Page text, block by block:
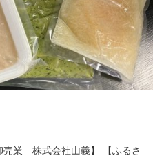
業 株式会社山義】 【ふるさ